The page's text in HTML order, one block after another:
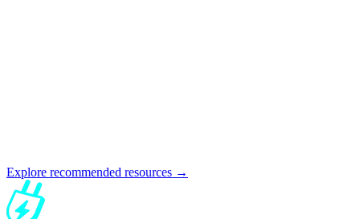
Explore recommended resources →